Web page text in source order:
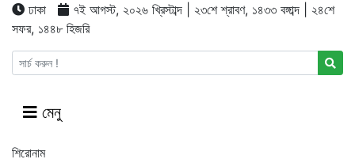
ঢাকা
৭ই আগস্ট, ২০২৬ খ্রিস্টাব্দ | ২৩শে শ্রাবণ, ১৪৩৩ বঙ্গাব্দ | ২৪শে
সফর, ১৪৪৮ হিজরি
মেনু
শিরোনাম